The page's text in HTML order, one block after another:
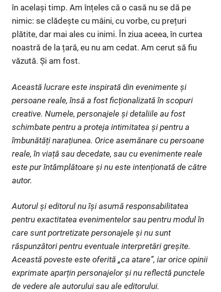
în același timp. Am înțeles că o casă nu se dă pe
nimic: se clădește cu mâini, cu vorbe, cu prețuri
plătite, dar mai ales cu inimi. În ziua aceea, în curtea
noastră de la țară, eu nu am cedat. Am cerut să fiu
văzută. Și am fost.
Această lucrare este inspirată din evenimente și
persoane reale, însă a fost ficționalizată în scopuri
creative. Numele, personajele și detaliile au fost
schimbate pentru a proteja intimitatea și pentru a
îmbunătăți narațiunea. Orice asemănare cu persoane
reale, în viață sau decedate, sau cu evenimente reale
este pur întâmplătoare și nu este intenționată de către
autor.
Autorul și editorul nu își asumă responsabilitatea
pentru exactitatea evenimentelor sau pentru modul în
care sunt portretizate personajele și nu sunt
răspunzători pentru eventuale interpretări greșite.
Această poveste este oferită „ca atare”, iar orice opinii
exprimate aparțin personajelor și nu reflectă punctele
de vedere ale autorului sau ale editorului.